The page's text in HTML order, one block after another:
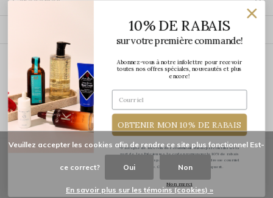
ÉCRIVEZ-NOUS
© Copyright2026-Les Précieuses
Veuillez accepter les cookies afin de rendre ce site plus fonctionnel Est-
ce correct? Oui Non
En savoir plus sur les témoins (cookies) »
10% DE RABAIS
sur votre première commande!
Abonnez-vous à notre infolettre pour recevoir
toutes nos offres spéciales, nouveautés et plus
encore!
OBTENIR MON 10% DE RABAIS
*J'accepte de recevoir des communications par courriel de la
part de Les Précieuses. Le code promo pour le 10% de rabais
vous sera transmis par courriel une fois votre adresse courriel
confirmée. Certaines exclusions s'appliquent.
Non merci